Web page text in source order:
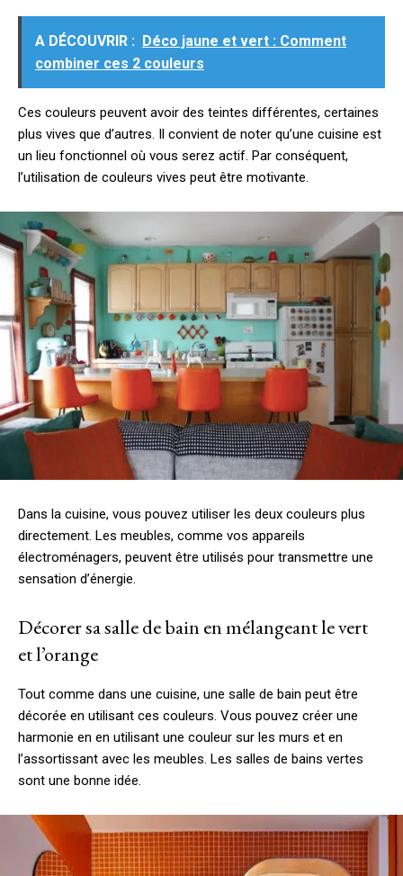
A DÉCOUVRIR :
Déco jaune et vert : Comment
combiner ces 2 couleurs
Ces couleurs peuvent avoir des teintes différentes, certaines
plus vives que d’autres. Il convient de noter qu’une cuisine est
un lieu fonctionnel où vous serez actif. Par conséquent,
l’utilisation de couleurs vives peut être motivante.
Dans la cuisine, vous pouvez utiliser les deux couleurs plus
directement. Les meubles, comme vos appareils
électroménagers, peuvent être utilisés pour transmettre une
sensation d’énergie.
Décorer sa salle de bain en mélangeant le vert
et l’orange
Tout comme dans une cuisine, une salle de bain peut être
décorée en utilisant ces couleurs. Vous pouvez créer une
harmonie en en utilisant une couleur sur les murs et en
l’assortissant avec les meubles. Les salles de bains vertes
sont une bonne idée.